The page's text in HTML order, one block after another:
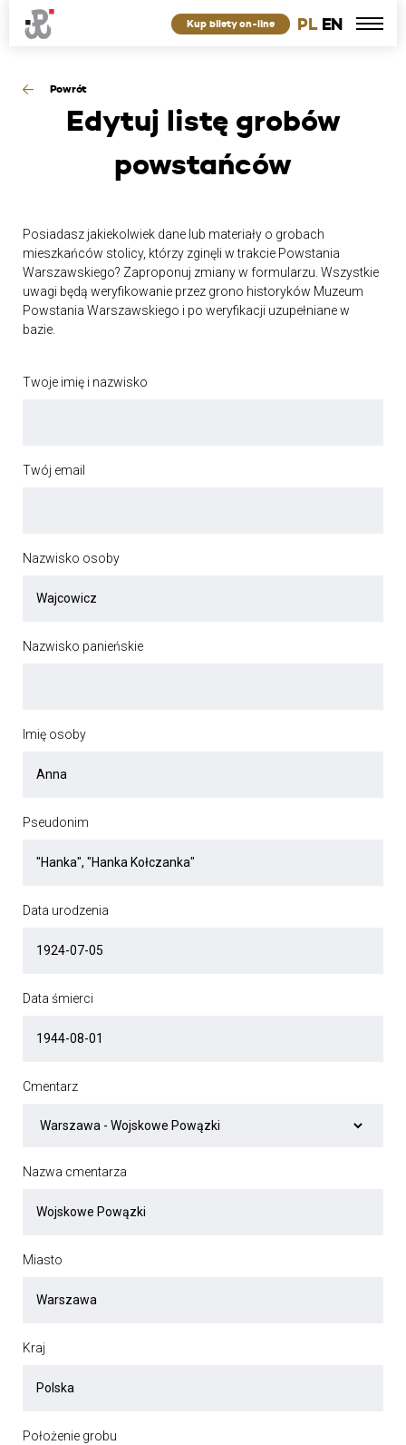
PL EN
Kup bilety on-line
Powrót
Edytuj listę grobów
powstańców
Posiadasz jakiekolwiek dane lub materiały o grobach
mieszkańców stolicy, którzy zginęli w trakcie Powstania
Warszawskiego? Zaproponuj zmiany w formularzu. Wszystkie
uwagi będą weryfikowanie przez grono historyków Muzeum
Powstania Warszawskiego i po weryfikacji uzupełniane w
bazie.
Twoje imię i nazwisko
Twój email
Nazwisko osoby
Nazwisko panieńskie
Imię osoby
Pseudonim
Data urodzenia
Data śmierci
Cmentarz
Nazwa cmentarza
Miasto
Kraj
Położenie grobu